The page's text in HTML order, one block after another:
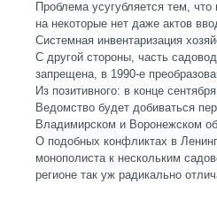
Проблема усугубляется тем,
на некоторые нет даже актов
Системная инвентаризация
С другой стороны, часть
запрещена, в 1990-е
Из позитивного: в конце
Ведомство будет добиваться
Владимирском и Воронежском
О подобных конфликтах в
монополиста к нескольким
регионе так уж радикально